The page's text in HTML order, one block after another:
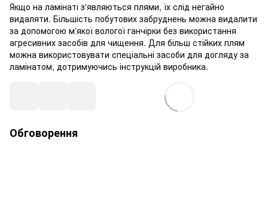
Якщо на ламінаті з'являються плями, їх слід негайно
видаляти. Більшість побутових забруднень можна видалити
за допомогою м'якої вологої ганчірки без використання
агресивних засобів для чищення. Для більш стійких плям
можна використовувати спеціальні засоби для догляду за
ламінатом, дотримуючись інструкцій виробника.
Обговорення